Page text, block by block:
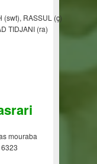
(swt), RASSUL (ç)
TIDJANI (ra)
mouraba